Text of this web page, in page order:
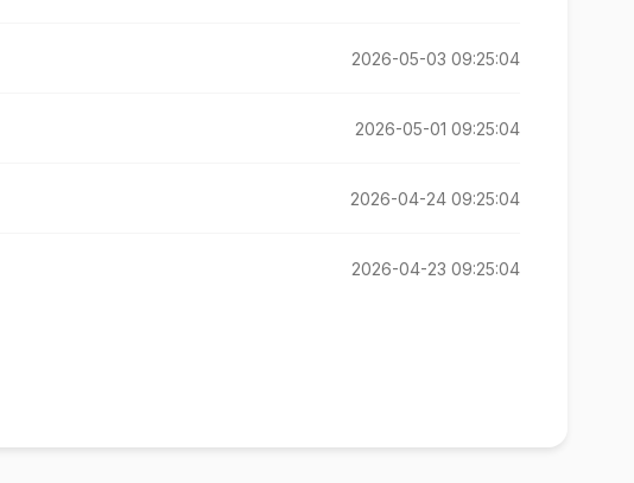
2026-05-03 09:25:04
2026-05-01 09:25:04
2026-04-24 09:25:04
2026-04-23 09:25:04